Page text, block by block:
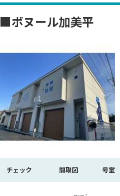
■ボヌール加美平
チェック 間取図 号室